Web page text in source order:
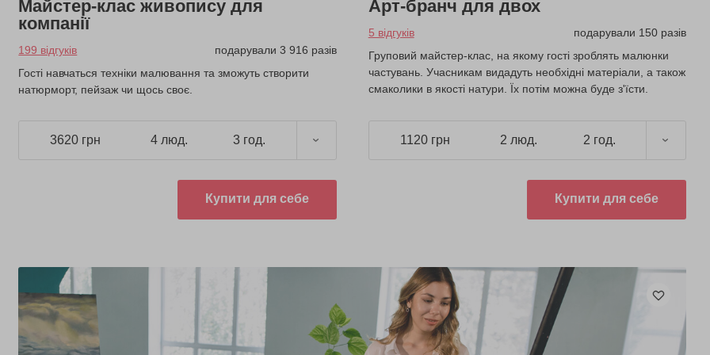
Майстер-клас живопису для
компанії
199 відгуків
подарували 3 916 разів
Гості навчаться техніки малювання та зможуть створити
натюрморт, пейзаж чи щось своє.
3620 грн 4 люд. 3 год.
Купити для себе
Арт-бранч для двох
5 відгуків
подарували 150 разів
Груповий майстер-клас, на якому гості зроблять малюнки
частувань. Учасникам видадуть необхідні матеріали, а також
смаколики в якості натури. Їх потім можна буде з'їсти.
1120 грн 2 люд. 2 год.
Купити для себе